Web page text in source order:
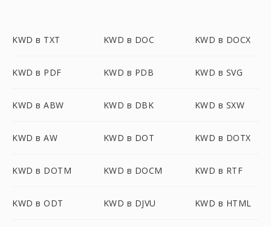
KWD в TXT KWD в DOC KWD в DOCX
KWD в PDF KWD в PDB KWD в SVG
KWD в ABW KWD в DBK KWD в SXW
KWD в AW KWD в DOT KWD в DOTX
KWD в DOTM KWD в DOCM KWD в RTF
KWD в ODT KWD в DJVU KWD в HTML